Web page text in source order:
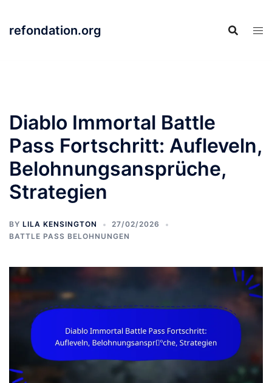
content
refondation.org
Diablo Immortal Battle
Pass Fortschritt: Aufleveln,
Belohnungsansprüche,
Strategien
BY LILA KENSINGTON
27/02/2026
BATTLE PASS BELOHNUNGEN